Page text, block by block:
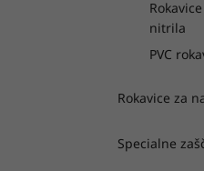
nitrila
PVC
Rokavice za
Specialne